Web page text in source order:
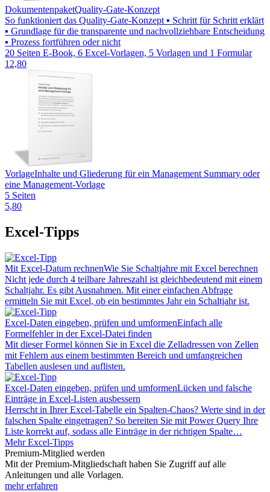
DokumentenpaketQuality-Gate-Konzept
So funktioniert das Quality-Gate-Konzept ▪ Schritt für Schritt erklärt
▪ Grundlage für die transparente und nachvollziehbare Entscheidung
▪ Prozess fortführen oder nicht
20 Seiten E-Book, 6 Excel-Vorlagen, 5 Vorlagen und 1 Formular
12,80
VorlageInhalte und Gliederung für ein Management Summary oder
eine Management-Vorlage
5 Seiten
5,80
Excel-Tipps
Mit Excel-Datum rechnenWie Sie Schaltjahre mit Excel berechnen
Nicht jede durch 4 teilbare Jahreszahl ist gleichbedeutend mit einem
Schaltjahr. Es gibt Ausnahmen. Mit einer einfachen Abfrage
ermitteln Sie mit Excel, ob ein bestimmtes Jahr ein Schaltjahr ist.
Excel-Daten eingeben, prüfen und umformenEinfach alle
Formelfehler in der Excel-Datei finden
Mit dieser Formel können Sie in Excel die Zelladressen von Zellen
mit Fehlern aus einem bestimmten Bereich und umfangreichen
Tabellen auslesen und auflisten.
Excel-Daten eingeben, prüfen und umformenLücken und falsche
Einträge in Excel-Listen ausbessern
Herrscht in Ihrer Excel-Tabelle ein Spalten-Chaos? Werte sind in der
falschen Spalte eingetragen? So bereiten Sie mit Power Query Ihre
Liste korrekt auf, sodass alle Einträge in der richtigen Spalte…
Mehr Excel-Tipps
Premium-Mitglied werden
Mit der Premium-Mitgliedschaft haben Sie Zugriff auf alle
Anleitungen und alle Vorlagen.
mehr erfahren